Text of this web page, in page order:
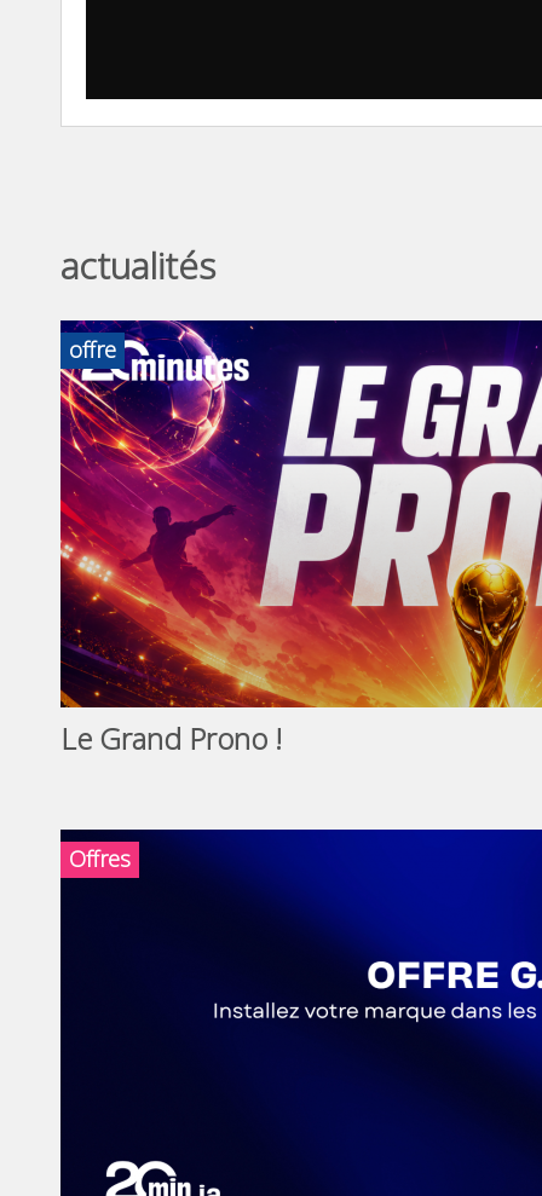
actualités
offre
Le Grand Prono !
Offres